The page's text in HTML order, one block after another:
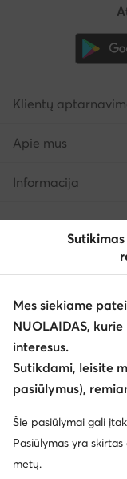
Klientų
Apie mus
Informacija
Taisyklės
Mes siekiame
NUOLAIDAS,
interesus.
Sutikdami, leisite
pasiūlymus),
Šie pasiūlymai gali
Pasiūlymas yra
metų.